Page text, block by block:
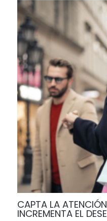
CAPTA LA
INCREMENTA EL